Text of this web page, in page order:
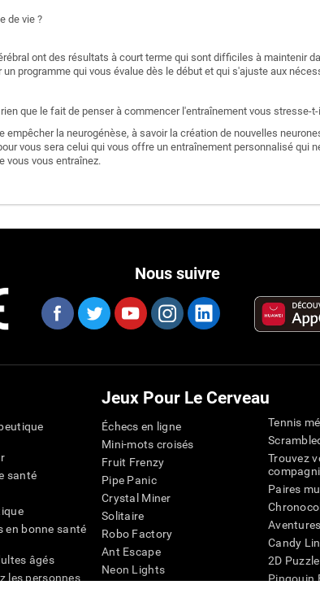
de vie ?
ont des résultats à court terme qui sont difficiles à maintenir
un programme qui vous évalue dès le début et qui s'ajuste aux
que le fait de penser à commencer l'entraînement vous stresse-t-
empêcher la neurogénèse, à savoir la création de nouvelles
vous sera celui qui vous offre un entraînement personnalisé qui
vous vous entraînez.
Nous suivre
santé
en bonne santé
âgés
les personnes
Jeux Pour Le Cerveau
Échecs en ligne
Mini-mots croisés
Fruit Frenzy
Pipe Panic
Crystal Miner
Solitaire
Robo Factory
Ant Escape
Neon Lights
Tennis
Trouvez
Paires
Candy
2D Puzzle
Pingouin